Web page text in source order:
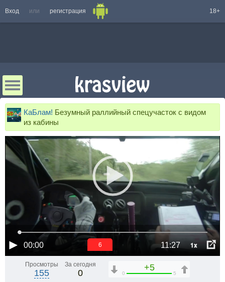
Вход или регистрация 18+
КаБлам! Безумный раллийный спецучасток с видом
из кабины
00:00 11:27 1x
6
Просмотры
155
За сегодня
0
+5
0 5